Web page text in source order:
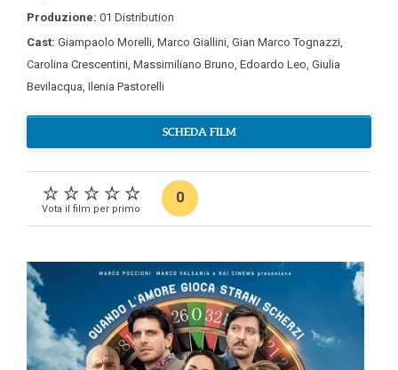
Produzione: 01 Distribution
Cast: Giampaolo Morelli Marco Giallini Gian Marco Tognazzi
Carolina Crescentini Massimiliano Bruno Edoardo Leo Giulia
Bevilacqua Ilenia Pastorelli
SCHEDA FILM
Vota il film per primo
0